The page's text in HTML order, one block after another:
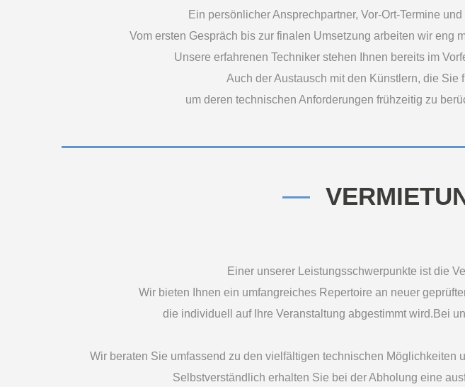
Ein persönlicher Ansprechpartner, Vor-Ort-Termine
Vom ersten Gespräch bis zur finalen Umsetzung arbeiten wir eng
Unsere erfahrenen Techniker stehen Ihnen bereits im
Auch der Austausch mit den Künstlern, die
um deren technischen Anforderungen frühzeitig zu
Einer unserer Leistungsschwerpunkte ist die
Wir bieten Ihnen ein umfangreiches Repertoire an neuer
die individuell auf Ihre Veranstaltung abgestimmt wird.Bei
Wir beraten Sie umfassend zu den vielfältigen technischen Möglichkeiten
Selbstverständlich erhalten Sie bei der Abholung eine